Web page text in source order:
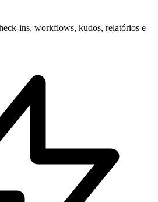
ins, workflows, kudos, relatórios e